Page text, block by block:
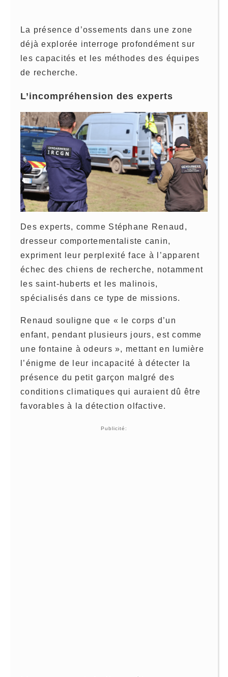
La présence d’ossements dans une zone
déjà explorée interroge profondément sur
les capacités et les méthodes des équipes
de recherche.
L’incompréhension des experts
Des experts, comme Stéphane Renaud,
dresseur comportementaliste canin,
expriment leur perplexité face à l’apparent
échec des chiens de recherche, notamment
les saint-huberts et les malinois,
spécialisés dans ce type de missions.
Renaud souligne que « le corps d’un
enfant, pendant plusieurs jours, est comme
une fontaine à odeurs », mettant en lumière
l’énigme de leur incapacité à détecter la
présence du petit garçon malgré des
conditions climatiques qui auraient dû être
favorables à la détection olfactive.
Publicité: